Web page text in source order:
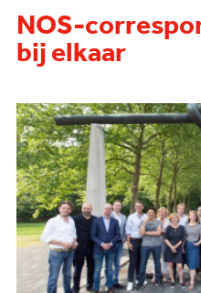
NOS-
bij elkaar